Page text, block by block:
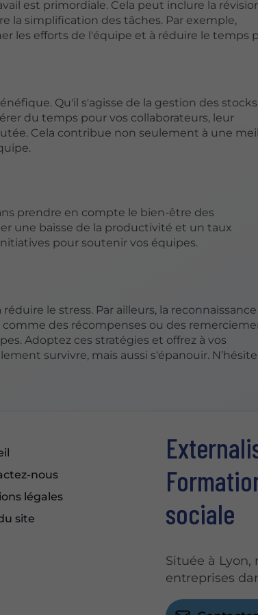
est primordiale. Cela peut inclure la
la simplification des tâches. Par exemple,
les efforts de l'équipe et à réduire le temps
Qu'il s'agisse de la gestion des
du temps pour vos collaborateurs, leur
Cela contribue non seulement à une
prendre en compte le bien-être des
une baisse de la productivité et un taux
pour soutenir vos équipes.
le stress. Par ailleurs, la
des récompenses ou des
Adoptez ces stratégies et offrez à vos
survivre, mais aussi s'épanouir.
nous
légales
site
sociale
Située à
entreprises